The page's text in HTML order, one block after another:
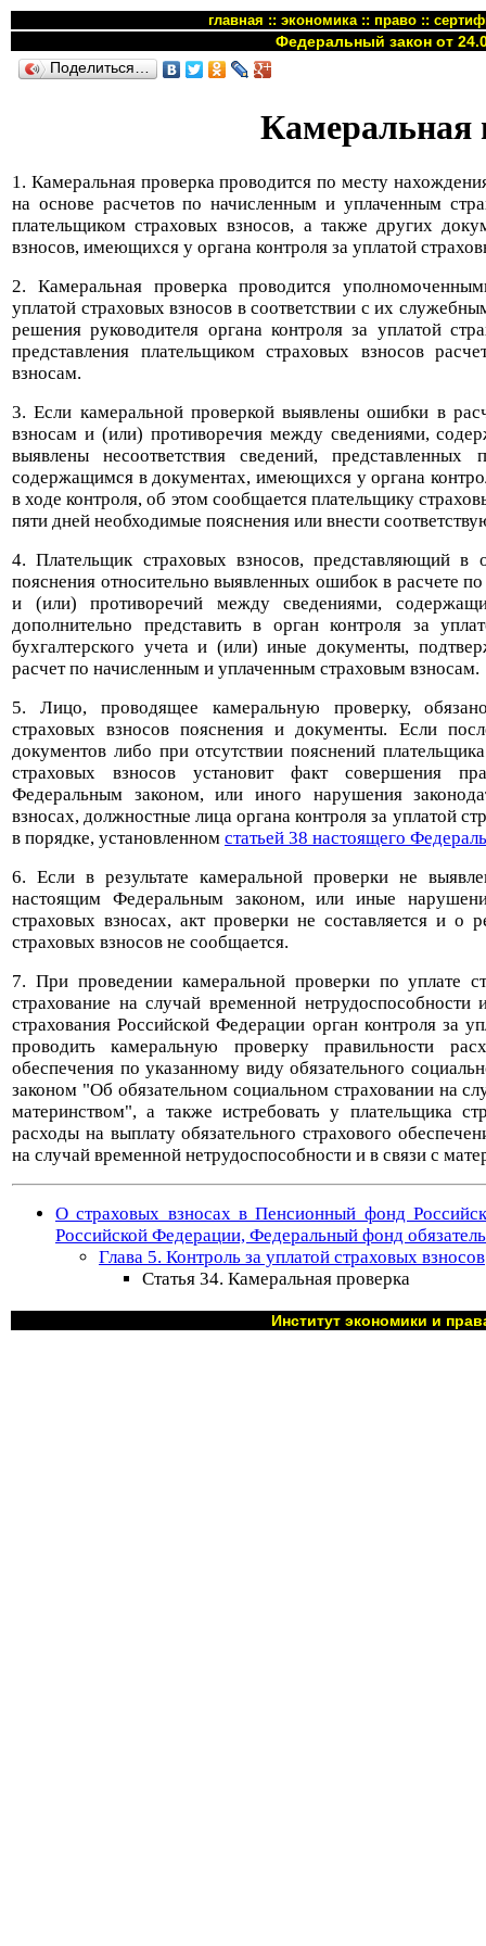
главная :: экономика:: право ::
Федеральный закон от
Поделиться…
Камеральная
1. Камеральная проверка проводится по месту
на основе расчетов по начисленным и уплаченным
плательщиком страховых взносов, а также других
взносов, имеющихся у органа контроля за уплатой
2. Камеральная проверка проводится
уплатой страховых взносов в соответствии с их
решения руководителя органа контроля за уплатой
представления плательщиком страховых взносов
взносам.
3. Если камеральной проверкой выявлены ошибки в
взносам и (или) противоречия между сведениями,
выявлены несоответствия сведений, представленных
содержащимся в документах, имеющихся у органа
в ходе контроля, об этом сообщается плательщику
пяти дней необходимые пояснения или внести
4. Плательщик страховых взносов, представляющий в
пояснения относительно выявленных ошибок в расчете
и (или) противоречий между сведениями,
дополнительно представить в орган контроля за
бухгалтерского учета и (или) иные документы,
расчет по начисленным и уплаченным страховым взносам.
5. Лицо, проводящее камеральную проверку,
страховых взносов пояснения и документы. Если
документов либо при отсутствии пояснений
страховых взносов установит факт совершения
Федеральным законом, или иного нарушения
взносах, должностные лица органа контроля за уплатой
в порядке, установленном статьей 38 настоящего
6. Если в результате камеральной проверки не
настоящим Федеральным законом, или иные
страховых взносах, акт проверки не составляется и о
страховых взносов не сообщается.
7. При проведении камеральной проверки по уплате
страхование на случай временной
страхования Российской Федерации орган контроля за
проводить камеральную проверку правильности
обеспечения по указанному виду обязательного
законом "Об обязательном социальном страховании на
материнством", а также истребовать у плательщика
расходы на выплату обязательного страхового
на случай временной нетрудоспособности и в связи с
О страховых взносах в Пенсионный фонд
Российской Федерации, Федеральный фонд
Глава 5. Контроль за уплатой страховых взносов
Статья 34. Камеральная проверка
Институт экономики и